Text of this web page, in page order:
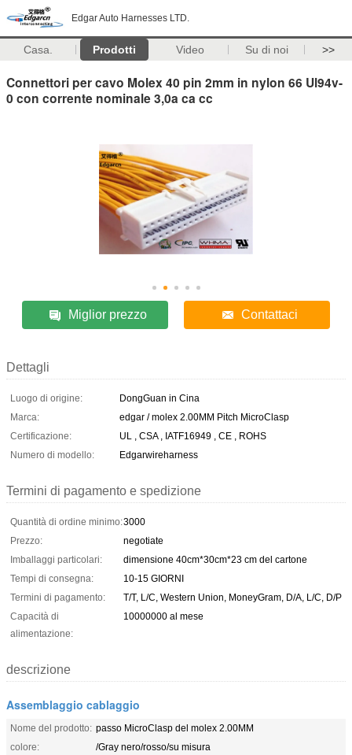
Edgar Auto Harnesses LTD.
Casa. Prodotti Video Su di noi >>
Connettori per cavo Molex 40 pin 2mm in nylon 66 Ul94v-
0 con corrente nominale 3,0a ca cc
Miglior prezzo Contattaci
Dettagli
Luogo di origine:
DongGuan in Cina
Marca:
edgar / molex 2.00MM Pitch MicroClasp
Certificazione:
UL , CSA , IATF16949 , CE , ROHS
Numero di modello:
Edgarwireharness
Termini di pagamento e spedizione
Quantità di ordine minimo:3000
Prezzo:
negotiate
Imballaggi particolari:
dimensione 40cm*30cm*23 cm del cartone
Tempi di consegna:
10-15 GIORNI
Termini di pagamento:
T/T, L/C, Western Union, MoneyGram, D/A, L/C, D/P
Capacità di
alimentazione:
10000000 al mese
descrizione
Assemblaggio cablaggio
Nome del prodotto: passo MicroClasp del molex 2.00MM
colore:
/Gray nero/rosso/su misura